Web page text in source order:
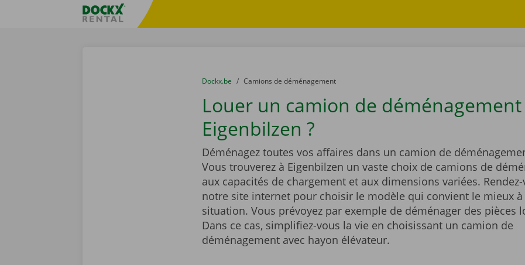
sitename
You are here:
du
Dockx.be to
Camions de déménagement
Louer un camion de déménagement
Eigenbilzen ?
Déménagez toutes vos affaires dans un camion de
Vous trouverez à Eigenbilzen un vaste choix de camions de
aux capacités de chargement et aux dimensions variées.
notre site internet pour choisir le modèle qui convient le mieux à
situation. Vous prévoyez par exemple de déménager des pièces
Dans ce cas, simplifiez-vous la vie en choisissant un camion de
déménagement avec hayon élévateur.